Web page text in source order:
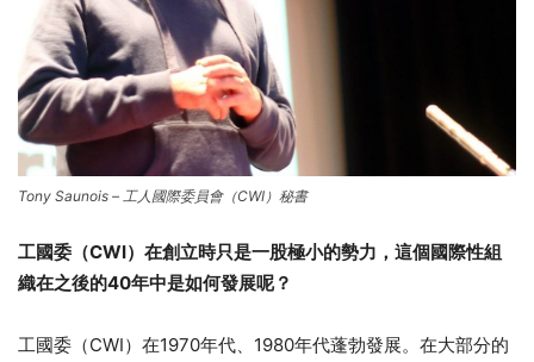
Tony Saunois – 工人國際委員會（CWI）秘書
工國委（CWI）在創立時只是一股極小的勢力，這個國際性組
織在之後的40年中是如何發展呢？
工國委（CWI）在1970年代、1980年代蓬勃發展。在大部分的